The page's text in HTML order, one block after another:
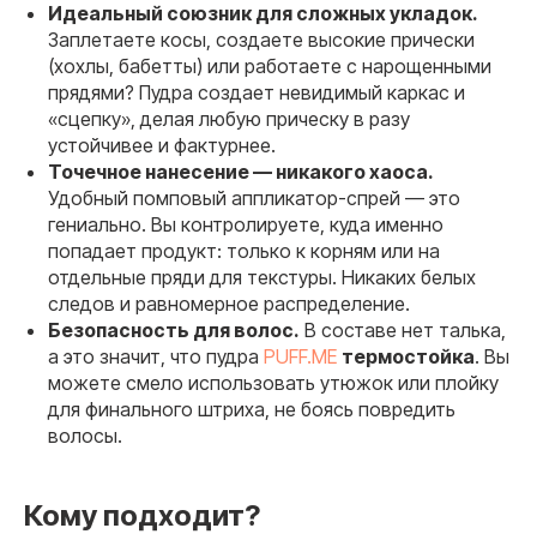
Идеальный союзник для сложных укладок.
Заплетаете косы, создаете высокие прически
(хохлы, бабетты) или работаете с нарощенными
прядями? Пудра создает невидимый каркас и
«сцепку», делая любую прическу в разу
устойчивее и фактурнее.
Точечное нанесение — никакого хаоса.
Удобный помповый аппликатор-спрей — это
гениально. Вы контролируете, куда именно
попадает продукт: только к корням или на
отдельные пряди для текстуры. Никаких белых
следов и равномерное распределение.
Безопасность для волос. В составе нет талька,
а это значит, что пудра PUFF.ME термостойка. Вы
можете смело использовать утюжок или плойку
для финального штриха, не боясь повредить
волосы.
Кому подходит?